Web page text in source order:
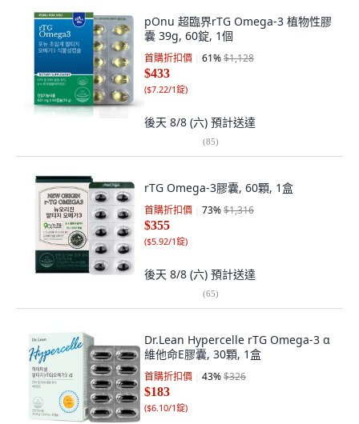
pOnu 超臨界rTG Omega-3 植物性膠
囊 39g, 60錠, 1個
首購折扣價 61%$1,128
$433
($7.22/1錠)
後天 8/8 (六) 預計送達
(85)
rTG Omega-3膠囊, 60顆, 1盒
首購折扣價 73%$1,316
$355
($5.92/1錠)
後天 8/8 (六) 預計送達
(65)
Dr.Lean Hypercelle rTG Omega-3 α
維他命E膠囊, 30顆, 1盒
首購折扣價 43%$326
$183
($6.10/1錠)